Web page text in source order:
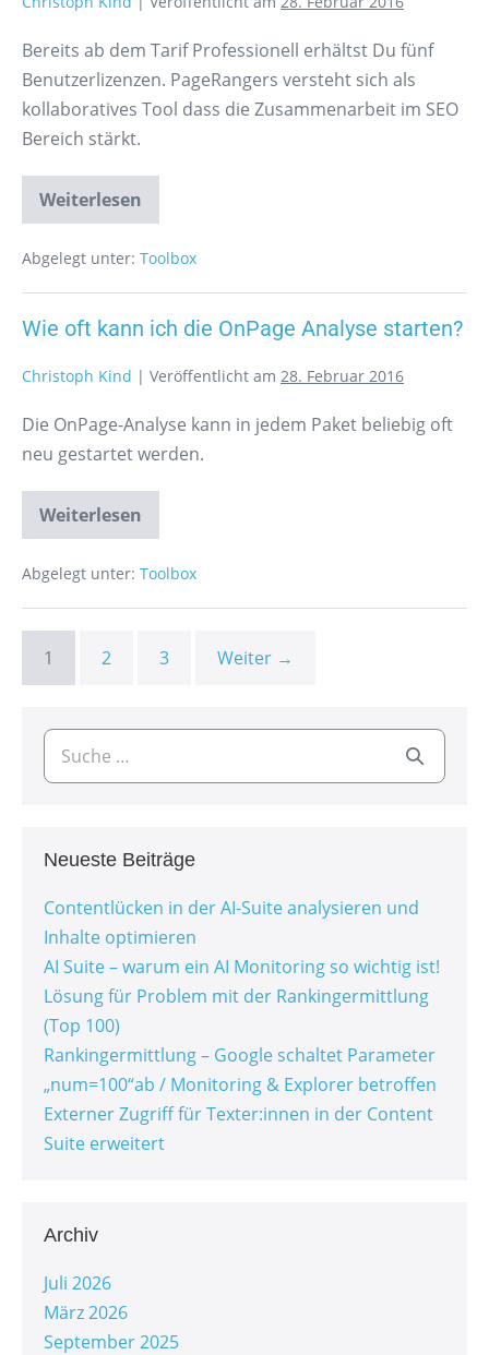
Bereits ab dem Tarif Professionell erhältst Du fünf
Benutzerlizenzen. PageRangers versteht sich als
kollaboratives Tool dass die Zusammenarbeit im SEO
Bereich stärkt.
Weiterlesen
Abgelegt unter: Toolbox
Wie oft kann ich die OnPage Analyse starten?
Christoph Kind | Veröffentlicht am 28. Februar 2016
Die OnPage-Analyse kann in jedem Paket beliebig oft
neu gestartet werden.
Weiterlesen
Abgelegt unter: Toolbox
1 2 3 Weiter →
Neueste Beiträge
Contentlücken in der AI-Suite analysieren und
Inhalte optimieren
AI Suite – warum ein AI Monitoring so wichtig ist!
Lösung für Problem mit der Rankingermittlung
(Top 100)
Rankingermittlung – Google schaltet Parameter
„num=100“ab / Monitoring & Explorer betroffen
Externer Zugriff für Texter:innen in der Content
Suite erweitert
Archiv
Juli 2026
März 2026
September 2025